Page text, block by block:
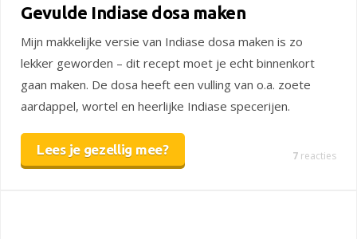
Gevulde Indiase dosa maken
Mijn makkelijke versie van Indiase dosa maken is zo
lekker geworden – dit recept moet je echt binnenkort
gaan maken. De dosa heeft een vulling van o.a. zoete
aardappel, wortel en heerlijke Indiase specerijen.
Lees je gezellig mee? 7 reacties